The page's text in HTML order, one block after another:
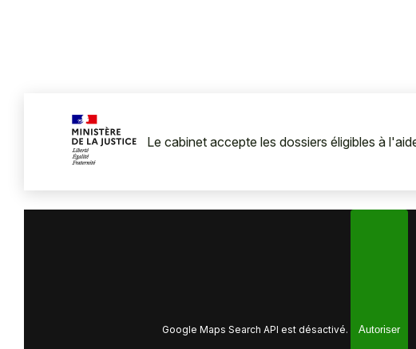
Le cabinet accepte les dossiers éligibles à
Google Maps Search API est désactivé. Autoriser